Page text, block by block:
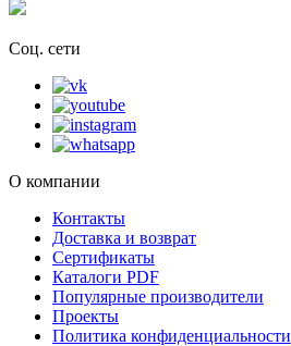
Соц. сети
О компании
Контакты
Доставка и возврат
Сертификаты
Каталоги PDF
Популярные производители
Проекты
Политика конфиденциальности